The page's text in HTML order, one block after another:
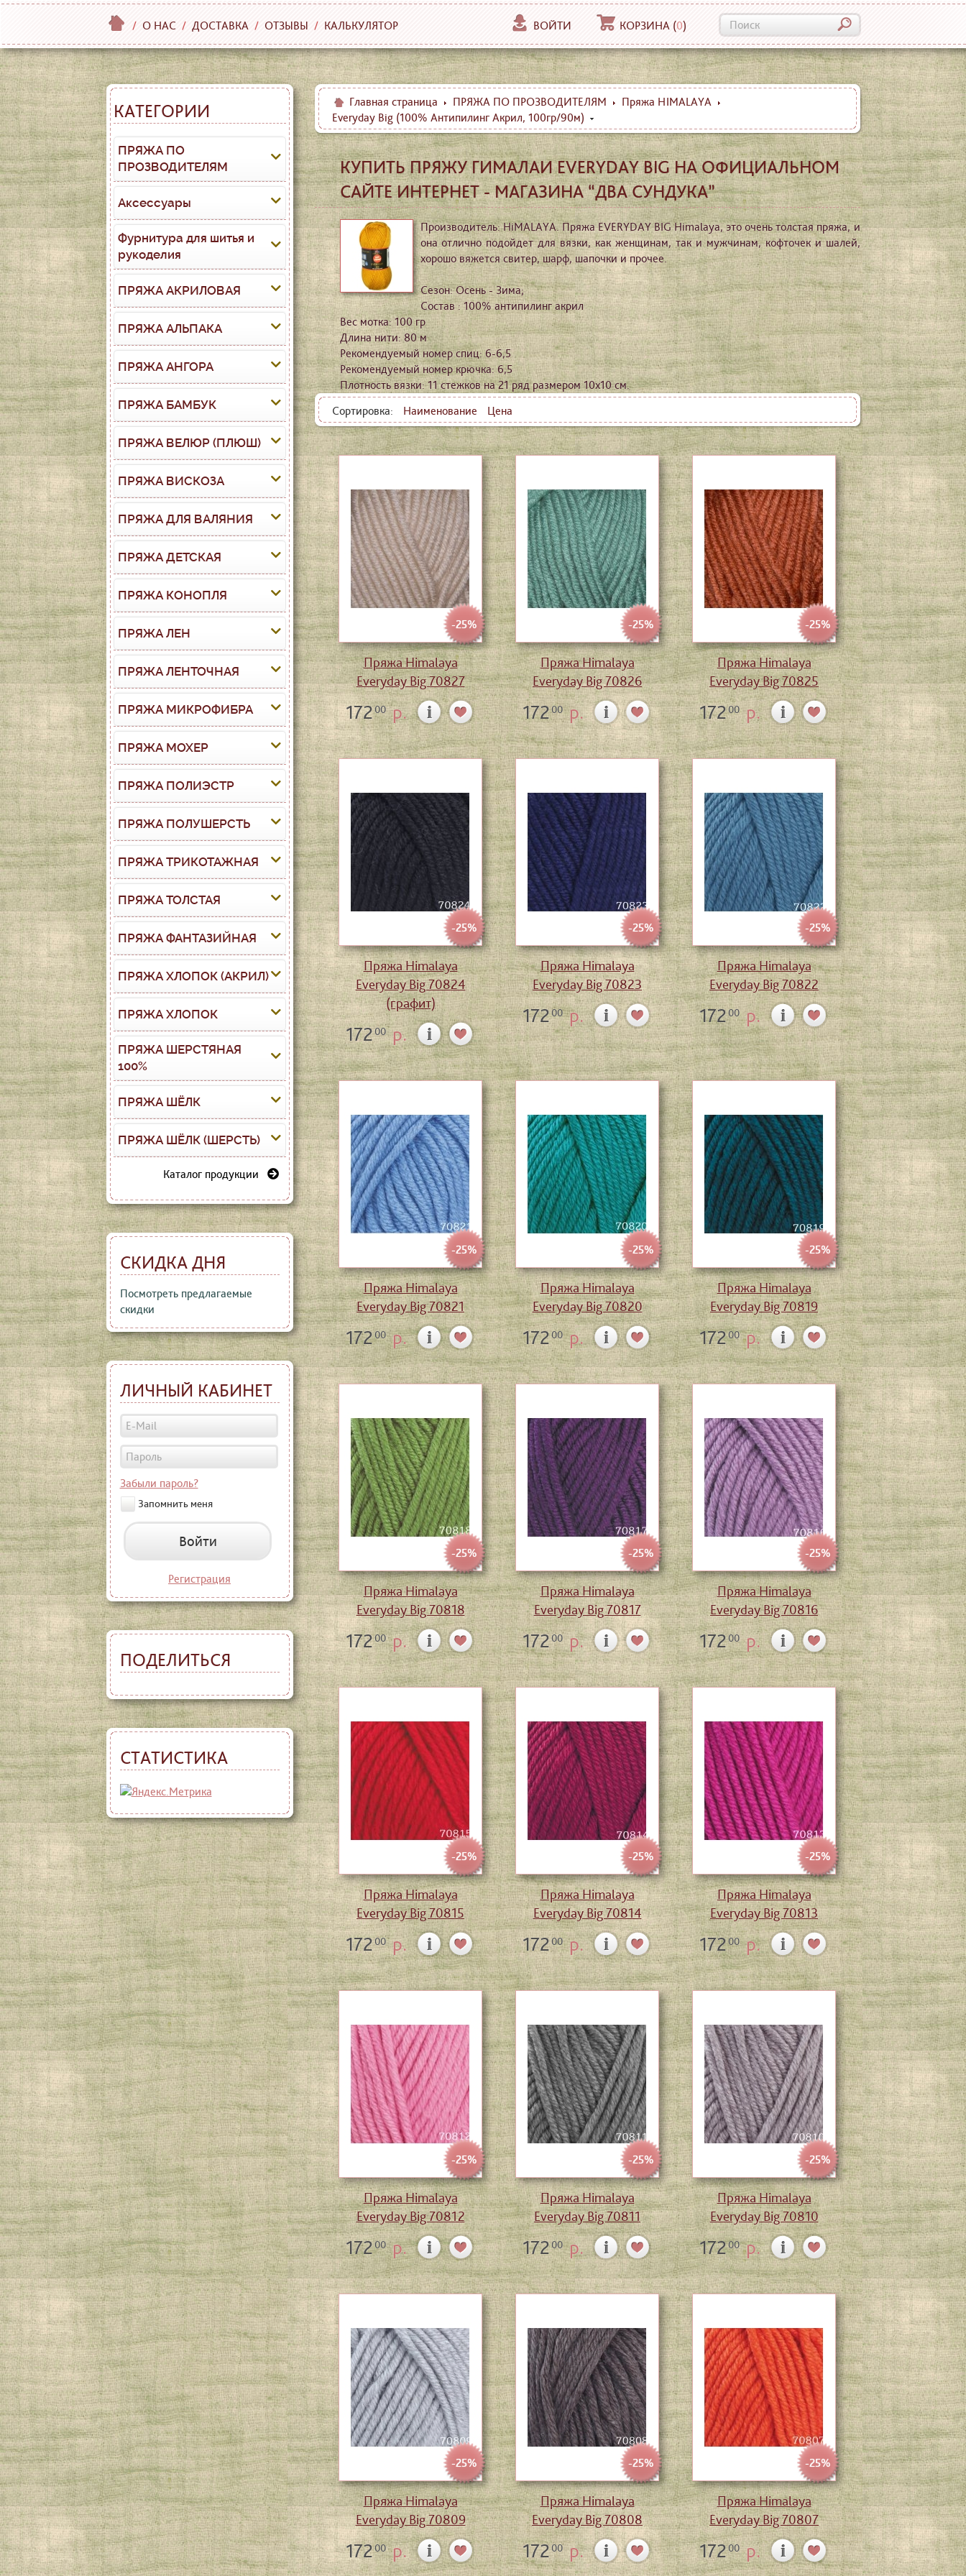
/ О НАС / ДОСТАВКА / ОТЗЫВЫ / КАЛЬКУЛЯТОР ВОЙТИ КОРЗИНА (0)
КАТЕГОРИИ
ПРЯЖА ПО
ПРОЗВОДИТЕЛЯМ
Аксессуары
Фурнитура для шитья и
рукоделия
ПРЯЖА АКРИЛОВАЯ
ПРЯЖА АЛЬПАКА
ПРЯЖА АНГОРА
ПРЯЖА БАМБУК
ПРЯЖА ВЕЛЮР (ПЛЮШ)
ПРЯЖА ВИСКОЗА
ПРЯЖА ДЛЯ ВАЛЯНИЯ
ПРЯЖА ДЕТСКАЯ
ПРЯЖА КОНОПЛЯ
ПРЯЖА ЛЕН
ПРЯЖА ЛЕНТОЧНАЯ
ПРЯЖА МИКРОФИБРА
ПРЯЖА МОХЕР
ПРЯЖА ПОЛИЭСТР
ПРЯЖА ПОЛУШЕРСТЬ
ПРЯЖА ТРИКОТАЖНАЯ
ПРЯЖА ТОЛСТАЯ
ПРЯЖА ФАНТАЗИЙНАЯ
ПРЯЖА ХЛОПОК (АКРИЛ)
ПРЯЖА ХЛОПОК
ПРЯЖА ШЕРСТЯНАЯ
100%
ПРЯЖА ШЁЛК
ПРЯЖА ШЁЛК (ШЕРСТЬ)
Каталог продукции
СКИДКА ДНЯ
Посмотреть предлагаемые
скидки
ЛИЧНЫЙ КАБИНЕТ
Забыли пароль?
Запомнить меня
Войти
Регистрация
ПОДЕЛИТЬСЯ
СТАТИСТИКА
Главная страница ПРЯЖА ПО ПРОЗВОДИТЕЛЯМ
Пряжа HIMALAYA
Everyday Big (100% Антипилинг Акрил, 100гр/90м)
КУПИТЬ ПРЯЖУ ГИМАЛАИ EVERYDAY BIG НА ОФИЦИАЛЬНОМ
САЙТЕ ИНТЕРНЕТ - МАГАЗИНА “ДВА СУНДУКА”
Производитель: HiMALAYA. Пряжа EVERYDAY BIG Himalaya, это очень толстая пряжа, и
она отлично подойдет для вязки, как женщинам, так и мужчинам, кофточек и шалей,
хорошо вяжется свитер, шарф, шапочки и прочее.
Сезон: Осень - Зима;
Состав : 100% антипилинг акрил
Вес мотка: 100 гр
Длина нити: 80 м
Рекомендуемый номер спиц: 6-6,5
Рекомендуемый номер крючка: 6,5
Плотность вязки: 11 стежков на 21 ряд размером 10х10 см.
Сортировка:
Наименование Цена
-25%
Пряжа Himalaya
Everyday Big 70827
17200р.
-25%
Пряжа Himalaya
Everyday Big 70826
17200р.
-25%
Пряжа Himalaya
Everyday Big 70825
17200р.
-25%
Пряжа Himalaya
Everyday Big 70824
(графит)
17200р.
-25%
Пряжа Himalaya
Everyday Big 70823
17200р.
-25%
Пряжа Himalaya
Everyday Big 70822
17200р.
-25%
Пряжа Himalaya
Everyday Big 70821
17200р.
-25%
Пряжа Himalaya
Everyday Big 70820
17200р.
-25%
Пряжа Himalaya
Everyday Big 70819
17200р.
-25%
Пряжа Himalaya
Everyday Big 70818
17200р.
-25%
Пряжа Himalaya
Everyday Big 70817
17200р.
-25%
Пряжа Himalaya
Everyday Big 70816
17200р.
-25%
Пряжа Himalaya
Everyday Big 70815
17200р.
-25%
Пряжа Himalaya
Everyday Big 70814
17200р.
-25%
Пряжа Himalaya
Everyday Big 70813
17200р.
-25%
Пряжа Himalaya
Everyday Big 70812
17200р.
-25%
Пряжа Himalaya
Everyday Big 70811
17200 р.
-25%
Пряжа Himalaya
Everyday Big 70810
17200р.
-25%
Пряжа Himalaya
Everyday Big 70809
17200р.
-25%
Пряжа Himalaya
Everyday Big 70808
17200р.
-25%
Пряжа Himalaya
Everyday Big 70807
17200р.